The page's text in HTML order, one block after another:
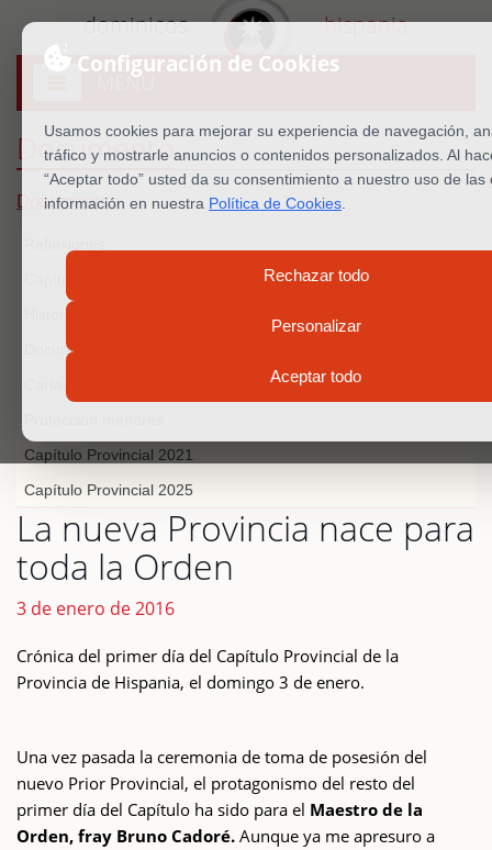
Configuración de Cookies
Usamos cookies para mejorar su experiencia de navegación,
tráfico y mostrarle anuncios o contenidos personalizados. Al
“Aceptar todo” usted da su consentimiento a nuestro uso de las
información en nuestra Política de Cookies
Rechazar todo
Personalizar
Aceptar todo
dominicos hispania
MENU
Documento
Documentos
Historia
Documentos oficiales
Capítulo Provincial 2021
Capítulo Provincial 2025
La nueva Provincia nace para
toda la Orden
3 de enero de 2016
Crónica del primer día del Capítulo Provincial de la
Provincia de Hispania, el domingo 3 de enero.
Una vez pasada la ceremonia de toma de posesión del
nuevo Prior Provincial, el protagonismo del resto del
primer día del Capítulo ha sido para el Maestro de la
Orden, fray Bruno Cadoré. Aunque ya me apresuro a